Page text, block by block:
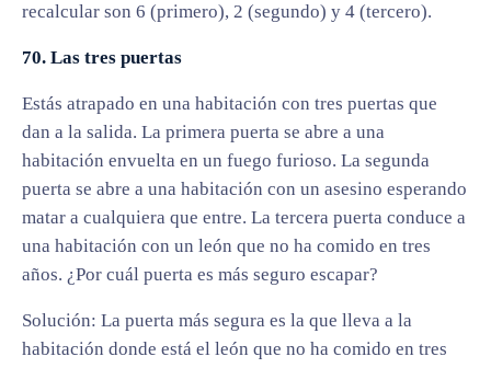
recalcular son 6 (primero), 2 (segundo) y 4 (tercero).
70. Las tres puertas
Estás atrapado en una habitación con tres puertas que
dan a la salida. La primera puerta se abre a una
habitación envuelta en un fuego furioso. La segunda
puerta se abre a una habitación con un asesino esperando
matar a cualquiera que entre. La tercera puerta conduce a
una habitación con un león que no ha comido en tres
años. ¿Por cuál puerta es más seguro escapar?
Solución: La puerta más segura es la que lleva a la
habitación donde está el león que no ha comido en tres